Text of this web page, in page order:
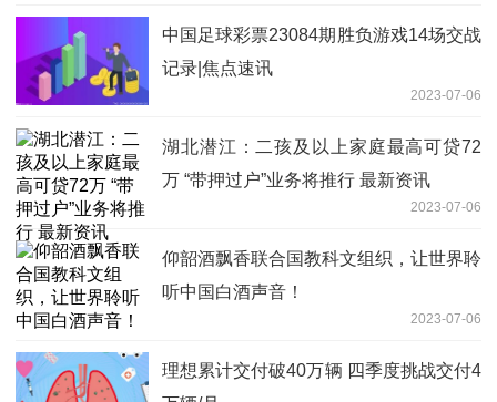
中国足球彩票23084期胜负游戏14场交战
记录|焦点速讯
2023-07-06
湖北潜江：二孩及以上家庭最高可贷72
万 “带押过户”业务将推行 最新资讯
2023-07-06
仰韶酒飘香联合国教科文组织，让世界聆
听中国白酒声音！
2023-07-06
理想累计交付破40万辆 四季度挑战交付4